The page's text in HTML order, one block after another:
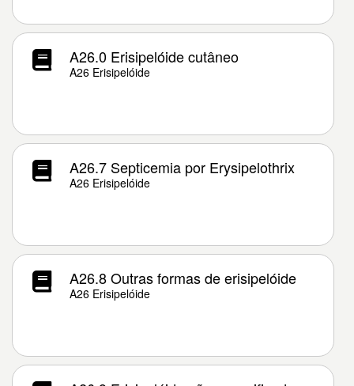
A26.0 Erisipelóide cutâneo
A26 Erisipelóide
A26.7 Septicemia por Erysipelothrix
A26 Erisipelóide
A26.8 Outras formas de erisipelóide
A26 Erisipelóide